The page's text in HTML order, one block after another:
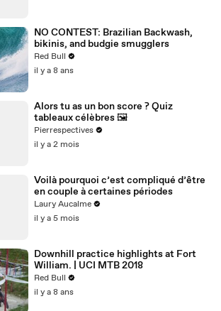
NO CONTEST: Brazilian Backwash,
bikinis, and budgie smugglers
Red Bull
il y a 8 ans
Alors tu as un bon score ? Quiz
tableaux célèbres 🖼️
Pierrespectives
il y a 2 mois
Voilà pourquoi c’est compliqué d’être
en couple à certaines périodes
Laury Aucalme
il y a 5 mois
Downhill practice highlights at Fort
William. | UCI MTB 2018
Red Bull
il y a 8 ans